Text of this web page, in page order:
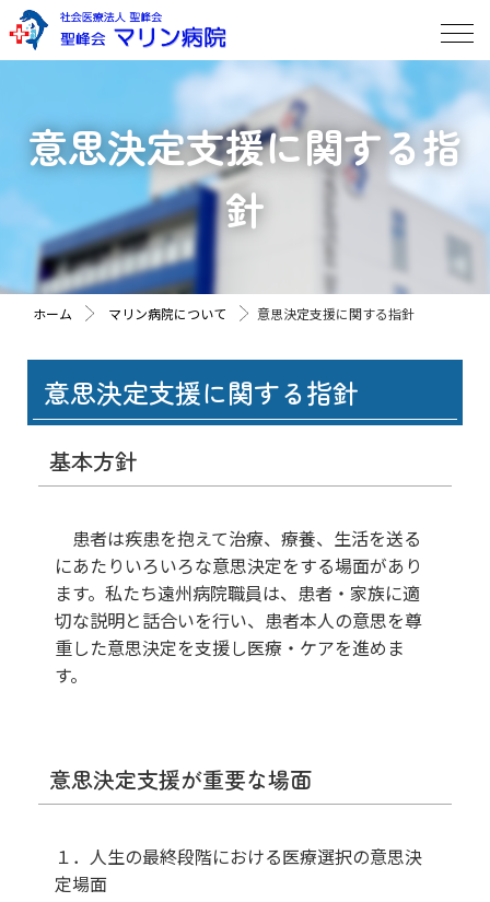
意思決定支援に関する指
針
ホーム マリン病院について 意思決定支援に関する指針
意思決定支援に関する指針
基本方針
患者は疾患を抱えて治療、療養、生活を送る
にあたりいろいろな意思決定をする場面があり
ます。私たち遠州病院職員は、患者・家族に適
切な説明と話合いを行い、患者本人の意思を尊
重した意思決定を支援し医療・ケアを進めま
す。
意思決定支援が重要な場面
１．人生の最終段階における医療選択の意思決
定場面